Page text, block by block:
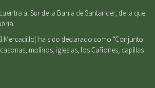
al Sur de la Bahía de Santander, de la que
Mercadillo) ha sido declarado como "Conjunto
molinos, iglesias, los Cañones, capillas